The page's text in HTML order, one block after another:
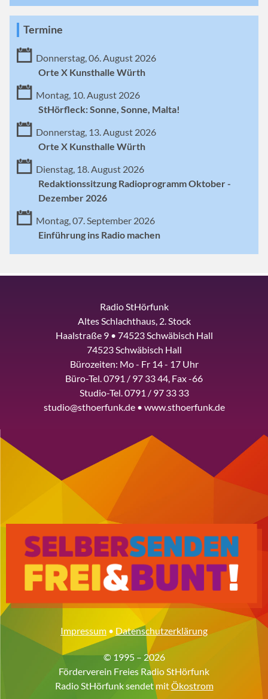
Termine
Donnerstag, 06. August 2026
Orte X Kunsthalle Würth
Montag, 10. August 2026
StHörfleck: Sonne, Sonne, Malta!
Donnerstag, 13. August 2026
Orte X Kunsthalle Würth
Dienstag, 18. August 2026
Redaktionssitzung Radioprogramm Oktober -
Dezember 2026
Montag, 07. September 2026
Einführung ins Radio machen
Radio StHörfunk
Altes Schlachthaus, 2. Stock
Haalstraße 9 • 74523 Schwäbisch Hall
74523 Schwäbisch Hall
Bürozeiten: Mo - Fr 14 - 17 Uhr
Büro-Tel. 0791 / 97 33 44, Fax -66
Studio-Tel. 0791 / 97 33 33
studio@sthoerfunk.de • www.sthoerfunk.de
Impressum • Datenschutzerklärung
© 1995 – 2026
Förderverein Freies Radio StHörfunk
Radio StHörfunk sendet mitÖkostrom